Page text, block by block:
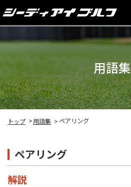
用語集
トップ 用語集 ペアリング
ペアリング
解説